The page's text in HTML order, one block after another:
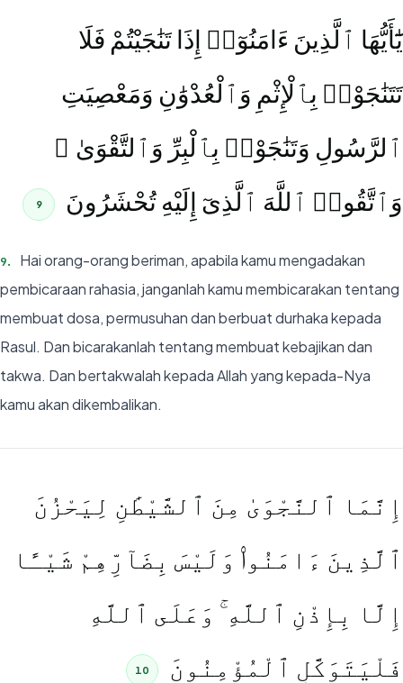
يَٰٓأَيُّهَا ٱلَّذِينَ ءَامَنُوٓا۟ إِذَا تَنَٰجَيْتُمْ فَلَا
تَتَنَٰجَوْا۟ بِٱلْإِثْمِ وَٱلْعُدْوَٰنِ وَمَعْصِيَتِ
ٱلرَّسُولِ وَتَنَٰجَوْا۟ بِٱلْبِرِّ وَٱلتَّقْوَىٰ ۖ
وَٱتَّقُوا۟ ٱللَّهَ ٱلَّذِىٓ إِلَيْهِ تُحْشَرُونَ
9
9.
Hai orang-orang beriman, apabila kamu mengadakan
pembicaraan rahasia, janganlah kamu membicarakan tentang
membuat dosa, permusuhan dan berbuat durhaka kepada
Rasul. Dan bicarakanlah tentang membuat kebajikan dan
takwa. Dan bertakwalah kepada Allah yang kepada-Nya
kamu akan dikembalikan.
إِنَّمَا ٱلنَّجْوَىٰ مِنَ ٱلشَّيْطَٰنِ لِيَحْزُنَ
ٱلَّذِينَ ءَامَنُوا۟ وَلَيْسَ بِضَآرِّهِمْ شَيْـًٔا
إِلَّا بِإِذْنِ ٱللَّهِ ۚ وَعَلَى ٱللَّهِ
فَلْيَتَوَكَّلِ ٱلْمُؤْمِنُونَ
10